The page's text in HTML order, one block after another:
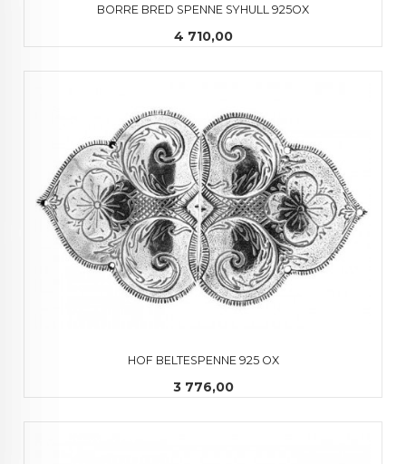
BORRE BRED SPENNE SYHULL 925OX
Pris
4 710,00
HOF BELTESPENNE 925 OX
Pris
3 776,00